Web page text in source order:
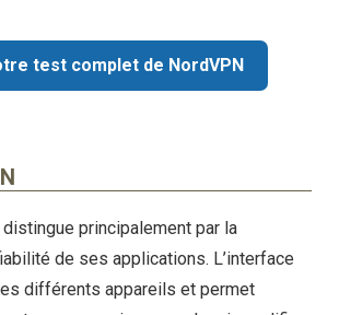
test complet de NordVPN
principalement par la
de ses applications. L’interface
différents appareils et permet